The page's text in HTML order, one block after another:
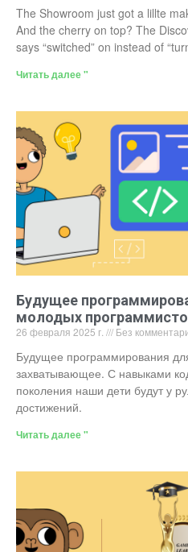
The Showroom just got a lillte
And the cherry on top? The
says “switched” on instead of
Читать далее "
Будущее
молодых
26 февраля 2025 г. Без
Будущее программирования
захватывающее. С навыками
поколения наши дети будут у
достижений.
Читать далее "